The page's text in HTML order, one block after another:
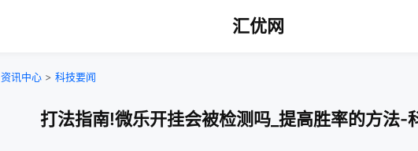
汇优网
资讯中心 > 科技要闻
打法指南!微乐开挂会被检测吗_提高胜率的方法-